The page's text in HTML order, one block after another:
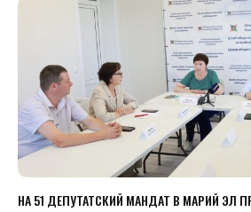
НА 51 ДЕПУТАТСКИЙ МАНДАТ В МАРИЙ ЭЛ